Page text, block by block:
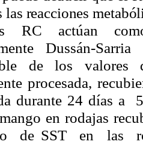
las reacciones
RC actúan
Dussán-
de los
procesada,
durante 24 días a
en rodajas
de SST en las